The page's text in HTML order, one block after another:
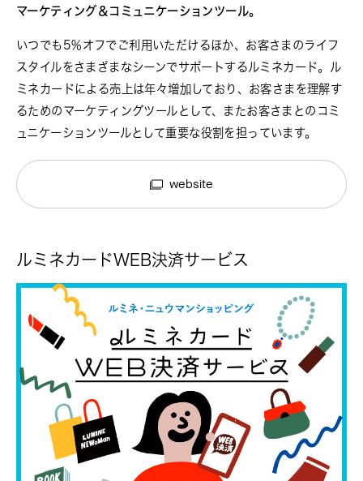
マーケティング＆コミュニケーションツール。
いつでも5％オフでご利用いただけるほか、お客さまのライフ
スタイルをさまざまなシーンでサポートするルミネカード。ル
ミネカードによる売上は年々増加しており、お客さまを理解す
るためのマーケティングツールとして、またお客さまとのコミ
ュニケーションツールとして重要な役割を担っています。
website
ルミネカードWEB決済サービス